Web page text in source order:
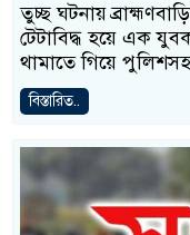
তুচ্ছ ঘটনায়
টেটাবিদ্ধ হয়ে এক
থামাতে গিয়ে
বিস্তারিত..